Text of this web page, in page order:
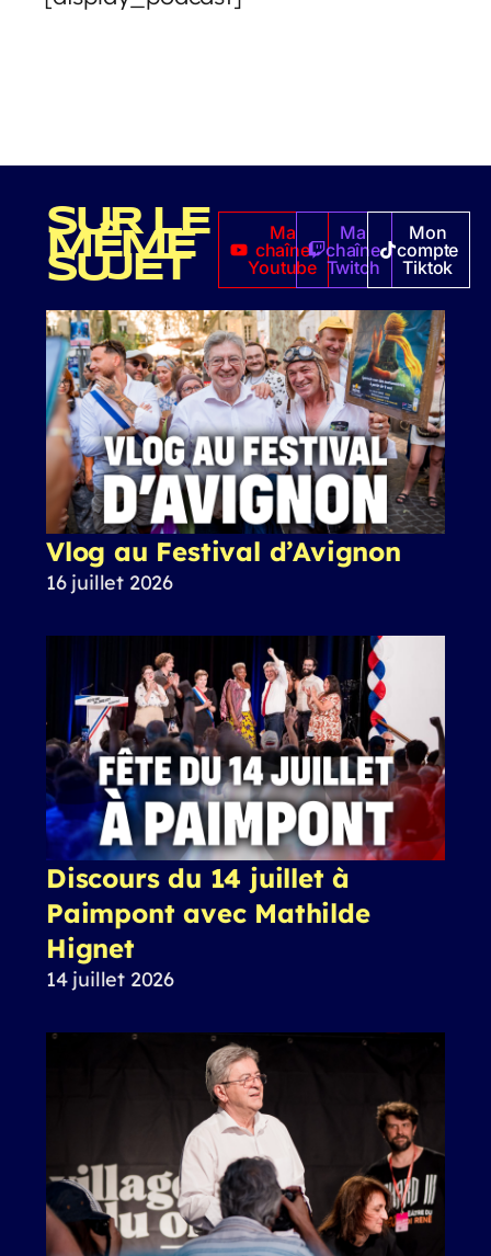
SUR LE
MÊME
SUJET
Ma
chaîne
Youtube
Ma
chaîne
Twitch
Mon
compte
Tiktok
Vlog au Festival d’Avignon
16 juillet 2026
Discours du 14 juillet à
Paimpont avec Mathilde
Hignet
14 juillet 2026